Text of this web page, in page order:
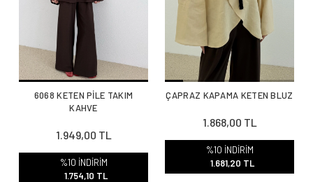
6068 KETEN PİLE TAKIM
KAHVE
1.949,00 TL
%10 İNDİRİM
1.754,10 TL
ÇAPRAZ KAPAMA KETEN BLUZ
1.868,00 TL
%10 İNDİRİM
1.681,20 TL